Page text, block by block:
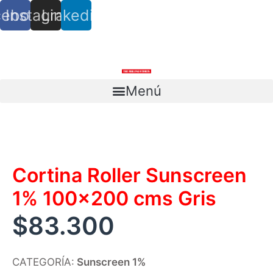
Instagram
Linkedin
Menú
Cortina Roller Sunscreen
1% 100×200 cms Gris
$83.300
CATEGORÍA: Sunscreen 1%